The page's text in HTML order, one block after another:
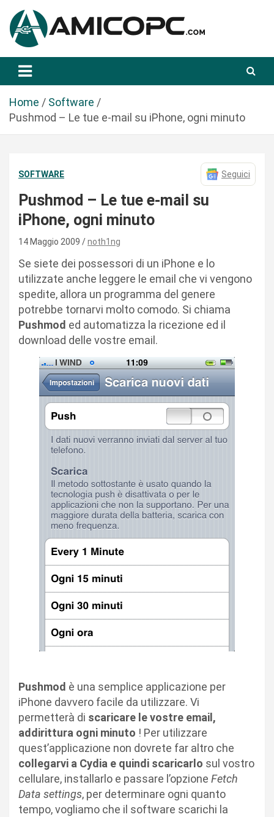
a
Amicopc.com
Home
Software
Pushmod – Le tue e-mail su iPhone, ogni minuto
SOFTWARE Seguici
Pushmod – Le tue e-mail su
iPhone, ogni minuto
14 Maggio 2009 noth1ng
Se siete dei possessori di un iPhone e lo
utilizzate anche leggere le email che vi vengono
spedite, allora un programma del genere
potrebbe tornarvi molto comodo. Si chiama
Pushmod ed automatizza la ricezione ed il
download delle vostre email.
Pushmod è una semplice applicazione per
iPhone davvero facile da utilizzare. Vi
permetterà di scaricare le vostre email,
addirittura ogni minuto ! Per utilizzare
quest’applicazione non dovrete far altro che
collegarvi a Cydia e quindi scaricarlo sul vostro
cellulare, installarlo e passare l’opzione Fetch
Data settings, per determinare ogni quanto
tempo, vogliamo che il software scarichi la